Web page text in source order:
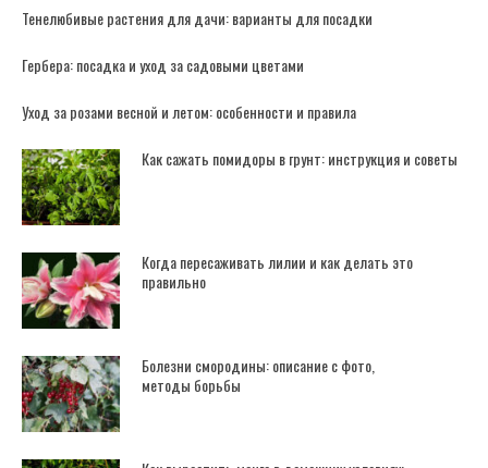
Тенелюбивые растения для дачи: варианты для посадки
Гербера: посадка и уход за садовыми цветами
Уход за розами весной и летом: особенности и правила
Как сажать помидоры в грунт: инструкция и советы
Когда пересаживать лилии и как делать это
правильно
Болезни смородины: описание с фото,
методы борьбы